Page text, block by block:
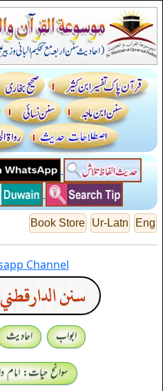
Eng
Ur-Latn
Book Store
Channel
سنن
ابواب احادیث
سوانح حیات: امام